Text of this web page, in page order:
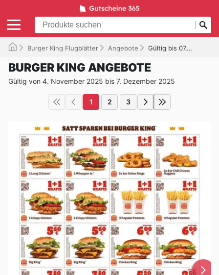
Burger King Flugblätter Angebote Gültig bis 07.12.2025
BURGER KING ANGEBOTE
Gültig von 4. November 2025 bis 7. Dezember 2025
1 2 3